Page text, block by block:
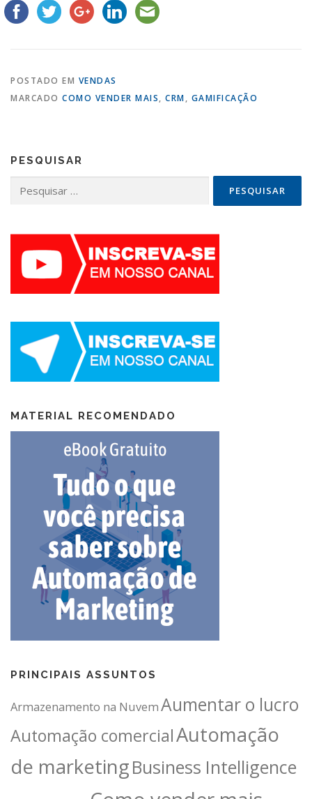
POSTADO EM VENDAS
MARCADO COMO VENDER MAIS, CRM, GAMIFICAÇÃO
PESQUISAR
por:
MATERIAL RECOMENDADO
PRINCIPAIS ASSUNTOS
Armazenamento na NuvemAumentar o lucro
Automação comercialAutomação
de marketingBusiness Intelligence